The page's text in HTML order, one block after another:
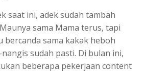
saat ini, adek sudah tambah
sama Mama terus, tapi
bercanda sama kakak heboh
sudah pasti. Di bulan ini,
beberapa pekerjaan content